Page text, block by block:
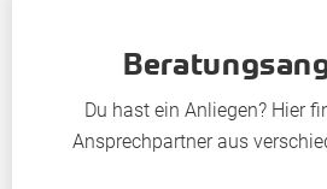
Du hast ein Anliegen? Hier
Ansprechpartner aus